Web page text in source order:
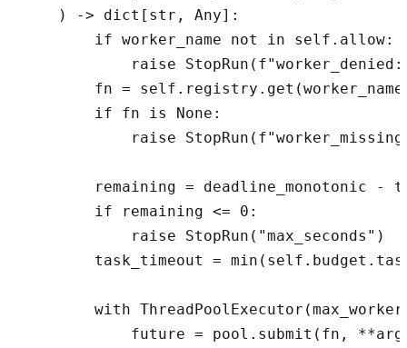
    ) -> dict[str, Any]:
        if worker_name not in self.allow:
raise
fn =
        if fn is None:
raise
remaining = deadline_monotonic -
        if remaining <= 0:
            raise StopRun("max_seconds")
task_timeout =
with
future = pool.submit(fn,